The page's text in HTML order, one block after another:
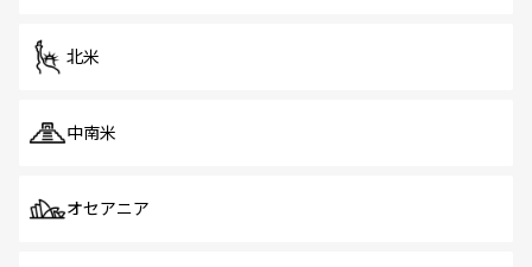
北米
中南米
オセアニア